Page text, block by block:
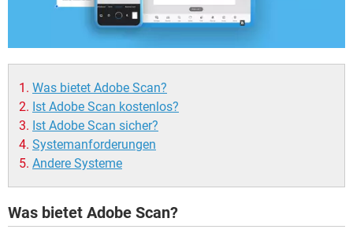
Was bietet Adobe Scan?
Ist Adobe Scan kostenlos?
Ist Adobe Scan sicher?
Systemanforderungen
Andere Systeme
Was bietet Adobe Scan?